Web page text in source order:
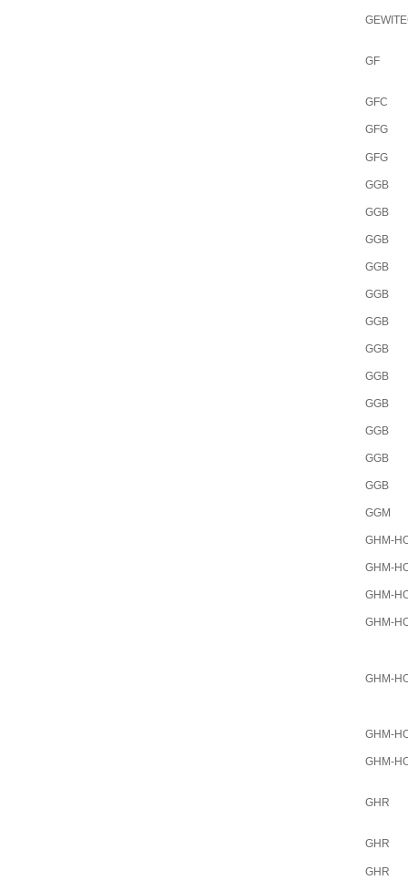
GF
GFC
GFG
GFG
GGB
GGB
GGB
GGB
GGB
GGB
GGB
GGB
GGB
GGB
GGB
GGB
GGM
GHM-
GHM-
GHM-
GHM-
GHM-
GHM-
GHM-
GHR
GHR
GHR